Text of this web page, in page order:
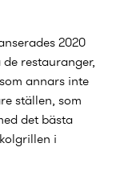
2020
restauranger,
annars inte
ställen, som
det bästa
i